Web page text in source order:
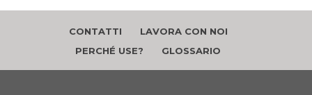
CONTATTI
LAVORA CON NOI
PERCHÉ USE?
GLOSSARIO